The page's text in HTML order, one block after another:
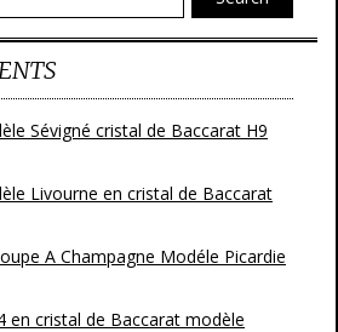
Sévigné cristal de Baccarat H9
Livourne en cristal de Baccarat
A Champagne Modéle Picardie
en cristal de Baccarat modèle